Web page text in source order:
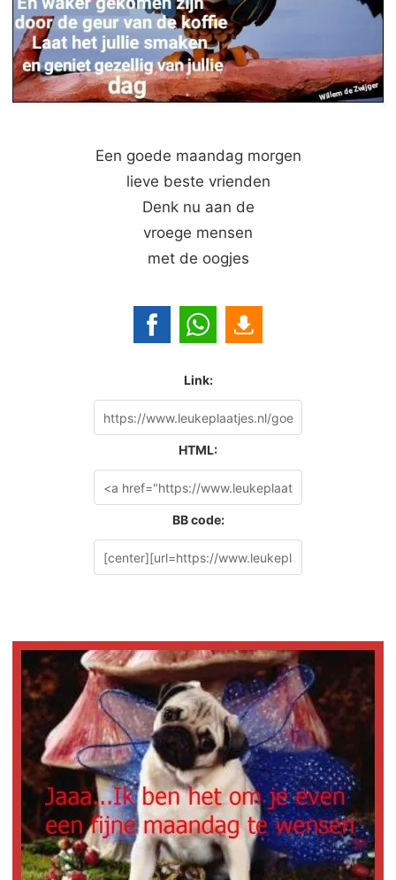
Een goede maandag morgen
lieve beste vrienden
Denk nu aan de
vroege mensen
met de oogjes
Link:
HTML:
BB code: